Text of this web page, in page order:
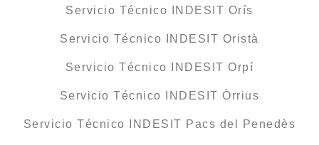
Servicio Técnico INDESIT Orís
Servicio Técnico INDESIT Oristà
Servicio Técnico INDESIT Orpí
Servicio Técnico INDESIT Òrrius
Servicio Técnico INDESIT Pacs del Penedès